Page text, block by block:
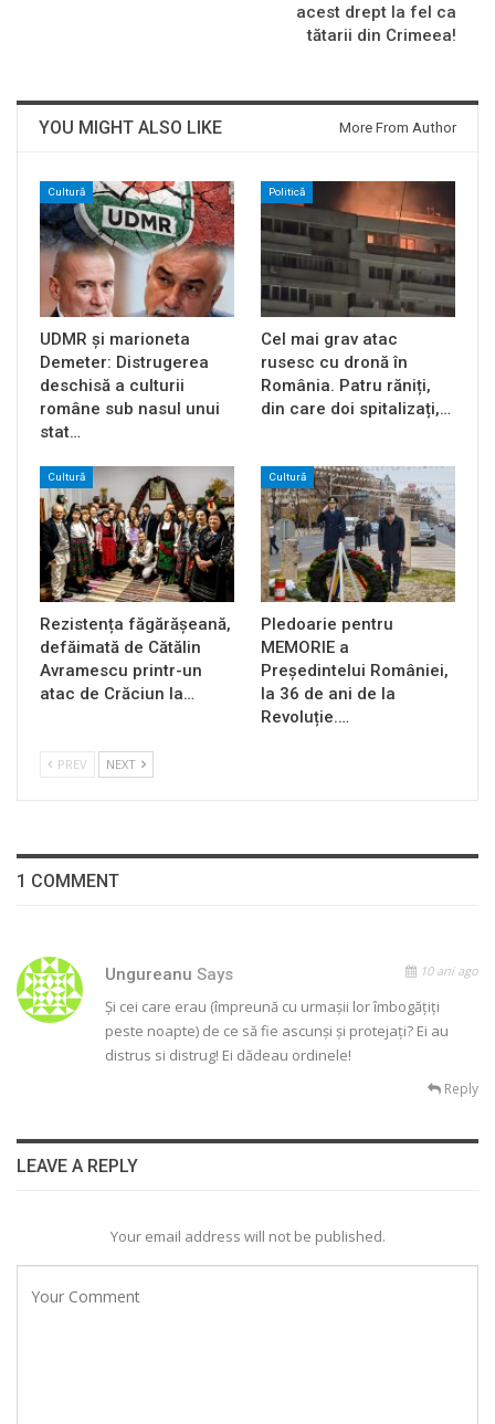
acest drept la fel ca
tătarii din Crimeea!
YOU MIGHT ALSO LIKE More From Author
Cultură
UDMR și marioneta
Demeter: Distrugerea
deschisă a culturii
române sub nasul unui
stat…
Politică
Cel mai grav atac
rusesc cu dronă în
România. Patru răniți,
din care doi spitalizați,…
Cultură
Rezistența făgărășeană,
defăimată de Cătălin
Avramescu printr-un
atac de Crăciun la…
Cultură
Pledoarie pentru
MEMORIE a
Președintelui României,
la 36 de ani de la
Revoluție.…
PREV NEXT
1 COMMENT
Ungureanu Says 10 ani ago
Și cei care erau (împreună cu urmașii lor îmbogățiți
peste noapte) de ce să fie ascunși și protejați? Ei au
distrus si distrug! Ei dădeau ordinele!
Reply
LEAVE A REPLY
Your email address will not be published.